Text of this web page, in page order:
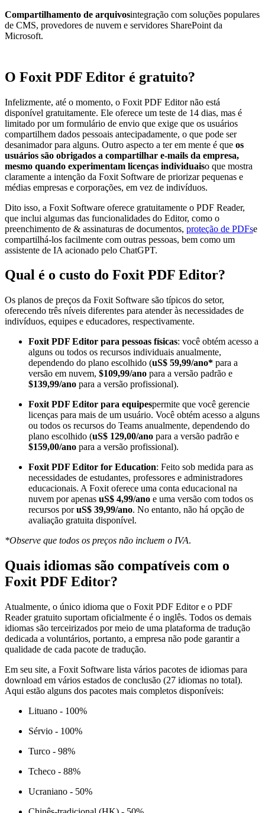
Compartilhamento de arquivosintegração com soluções populares
de CMS, provedores de nuvem e servidores SharePoint da
Microsoft.
O Foxit PDF Editor é gratuito?
Infelizmente, até o momento, o Foxit PDF Editor não está
disponível gratuitamente. Ele oferece um teste de 14 dias, mas é
limitado por um formulário de envio que exige que os usuários
compartilhem dados pessoais antecipadamente, o que pode ser
desanimador para alguns. Outro aspecto a ter em mente é que os
usuários são obrigados a compartilhar e-mails da empresa,
mesmo quando experimentam licenças individuaiso que mostra
claramente a intenção da Foxit Software de priorizar pequenas e
médias empresas e corporações, em vez de indivíduos.
Dito isso, a Foxit Software oferece gratuitamente o PDF Reader,
que inclui algumas das funcionalidades do Editor, como o
preenchimento de & assinaturas de documentos, proteção de PDFse
compartilhá-los facilmente com outras pessoas, bem como um
assistente de IA acionado pelo ChatGPT.
Qual é o custo do Foxit PDF Editor?
Os planos de preços da Foxit Software são típicos do setor,
oferecendo três níveis diferentes para atender às necessidades de
indivíduos, equipes e educadores, respectivamente.
Foxit PDF Editor para pessoas físicas: você obtém acesso a
alguns ou todos os recursos individuais anualmente,
dependendo do plano escolhido (uS$ 59,99/ano* para a
versão em nuvem, $109,99/ano para a versão padrão e
$139,99/ano para a versão profissional).
Foxit PDF Editor para equipespermite que você gerencie
licenças para mais de um usuário. Você obtém acesso a alguns
ou todos os recursos do Teams anualmente, dependendo do
plano escolhido (uS$ 129,00/ano para a versão padrão e
$159,00/ano para a versão profissional).
Foxit PDF Editor for Education: Feito sob medida para as
necessidades de estudantes, professores e administradores
educacionais. A Foxit oferece uma conta educacional na
nuvem por apenas uS$ 4,99/ano e uma versão com todos os
recursos poruS$ 39,99/ano. No entanto, não há opção de
avaliação gratuita disponível.
*Observe que todos os preços não incluem o IVA.
Quais idiomas são compatíveis com o
Foxit PDF Editor?
Atualmente, o único idioma que o Foxit PDF Editor e o PDF
Reader gratuito suportam oficialmente é o inglês. Todos os demais
idiomas são terceirizados por meio de uma plataforma de tradução
dedicada a voluntários, portanto, a empresa não pode garantir a
qualidade de cada pacote de tradução.
Em seu site, a Foxit Software lista vários pacotes de idiomas para
download em vários estados de conclusão (27 idiomas no total).
Aqui estão alguns dos pacotes mais completos disponíveis:
Lituano - 100%
Sérvio - 100%
Turco - 98%
Tcheco - 88%
Ucraniano - 50%